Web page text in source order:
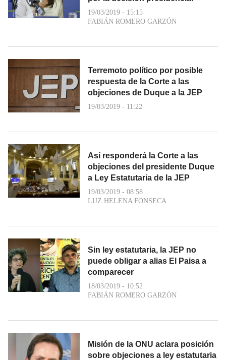
19/03/2019 - 15:15
FABIÁN ROMERO GARZÓN
Terremoto político por posible
respuesta de la Corte a las
objeciones de Duque a la JEP
19/03/2019 - 11:22
Así responderá la Corte a las
objeciones del presidente Duque
a Ley Estatutaria de la JEP
19/03/2019 - 08:58
LUZ HELENA FONSECA
Sin ley estatutaria, la JEP no
puede obligar a alias El Paisa a
comparecer
18/03/2019 - 10:52
FABIÁN ROMERO GARZÓN
Misión de la ONU aclara posición
sobre objeciones a ley estatutaria